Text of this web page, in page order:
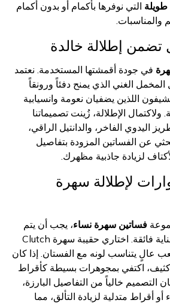
التي نوفرها بأكمام أو بدون أكمام
والمناسبات.
إطلالة خالدة
في جودة أقمشتها المستخدمة. نعتمد
الغني الذي يمنح دفئاً ورونقاً
اللذين يضفيان نعومة وانسيابية
ولاكتمال الإطلالة، زُينت تصميماتنا
اليدوي الفاخر، والدانتيل الراقي،
عن الفساتين المزودة بتفاصيل
لزيادة جاذبية مظهرك.
لإطلالة سهرة
فساتين سهرة نساء، يجب أن يتم
تنسيق الإكسسوارات بعناية فائقة. اختاري حقيبة سهرة Clutch
عالٍ يتناسب لونه مع الفستان. إذا كان
اكتفي بمجوهرات بسيطة كأقراط
التصميم خالياً من التفاصيل البارزة،
أقراط متدلية لزيادة التألق، مما